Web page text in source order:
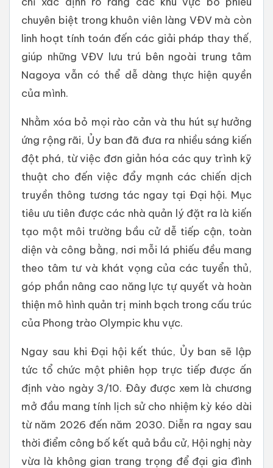
chuyên biệt trong khuôn viên làng VĐV mà còn
linh hoạt tính toán đến các giải pháp thay thế,
giúp những VĐV lưu trú bên ngoài trung tâm
Nagoya vẫn có thể dễ dàng thực hiện quyền
của mình.
Nhằm xóa bỏ mọi rào cản và thu hút sự hưởng
ứng rộng rãi, Ủy ban đã đưa ra nhiều sáng kiến
đột phá, từ việc đơn giản hóa các quy trình kỹ
thuật cho đến việc đẩy mạnh các chiến dịch
truyền thông tương tác ngay tại Đại hội. Mục
tiêu ưu tiên được các nhà quản lý đặt ra là kiến
tạo một môi trường bầu cử dễ tiếp cận, toàn
diện và công bằng, nơi mỗi lá phiếu đều mang
theo tâm tư và khát vọng của các tuyển thủ,
góp phần nâng cao năng lực tự quyết và hoàn
thiện mô hình quản trị minh bạch trong cấu trúc
của Phong trào Olympic khu vực.
Ngay sau khi Đại hội kết thúc, Ủy ban sẽ lập
tức tổ chức một phiên họp trực tiếp được ấn
định vào ngày 3/10. Đây được xem là chương
mở đầu mang tính lịch sử cho nhiệm kỳ kéo dài
từ năm 2026 đến năm 2030. Diễn ra ngay sau
thời điểm công bố kết quả bầu cử, Hội nghị này
vừa là không gian trang trọng để đại gia đình